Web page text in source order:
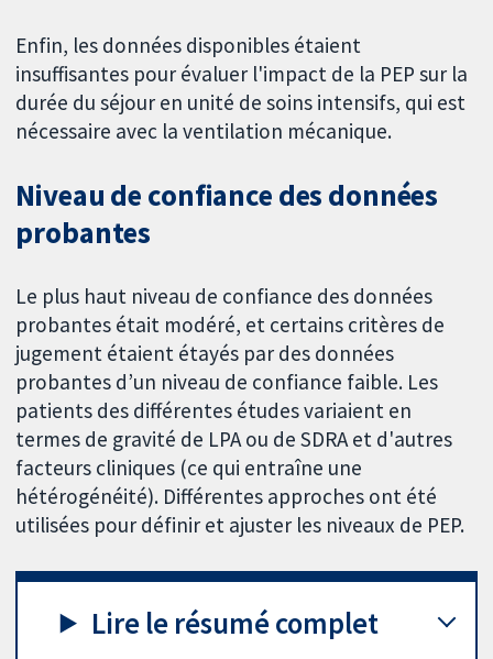
Enfin, les données disponibles étaient
insuffisantes pour évaluer l'impact de la PEP sur la
durée du séjour en unité de soins intensifs, qui est
nécessaire avec la ventilation mécanique.
Niveau de confiance des données
probantes
Le plus haut niveau de confiance des données
probantes était modéré, et certains critères de
jugement étaient étayés par des données
probantes d’un niveau de confiance faible. Les
patients des différentes études variaient en
termes de gravité de LPA ou de SDRA et d'autres
facteurs cliniques (ce qui entraîne une
hétérogénéité). Différentes approches ont été
utilisées pour définir et ajuster les niveaux de PEP.
Lire le résumé complet